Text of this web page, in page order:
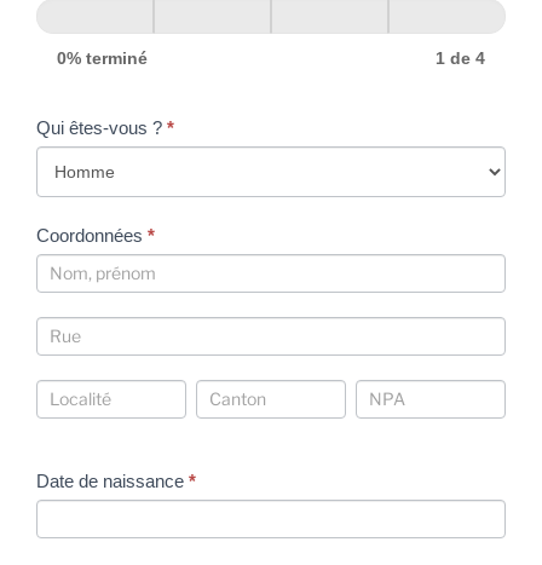
0% terminé 1 de 4
Qui êtes-vous ? *
Coordonnées *
Coordonnées
Coordonnées
Coordonnées Coordonnées Coordonnées
Date de naissance *